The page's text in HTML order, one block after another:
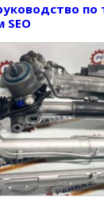
по
SEO